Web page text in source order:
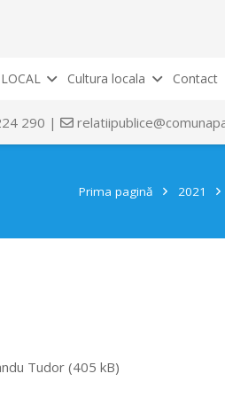
Cultura locala Contact
290 |
Prima pagină 2021
Tudor (405 kB)